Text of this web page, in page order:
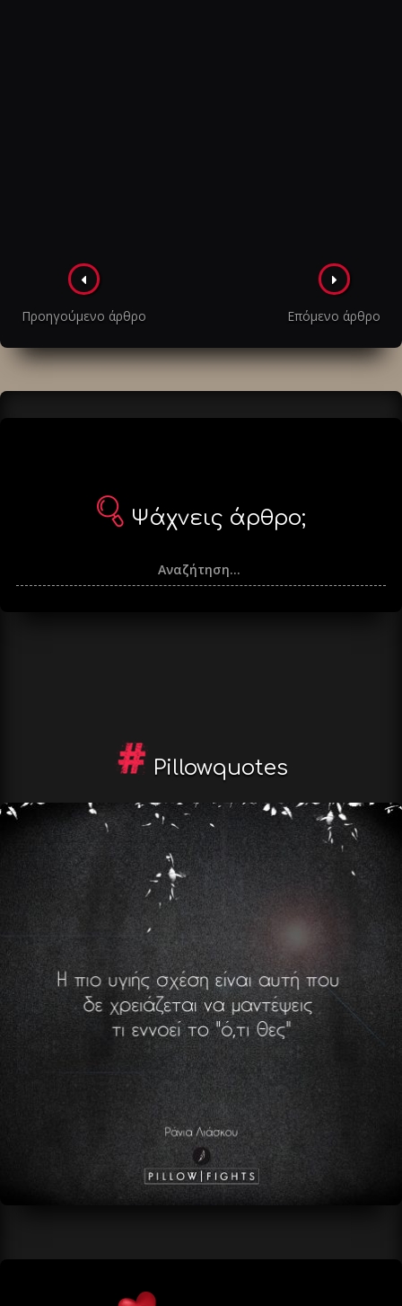
Πλοήγηση
στα
άρθρα
Προηγούμενο άρθρο Επόμενο άρθρο
Ψάχνεις άρθρο;
Pillowquotes